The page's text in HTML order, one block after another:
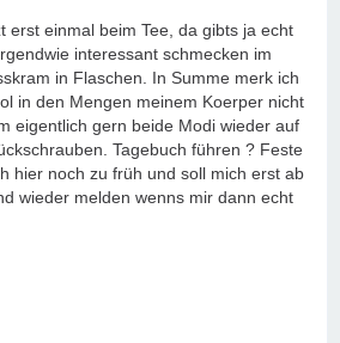
erst einmal beim Tee, da gibts ja echt
interessant schmecken im
in Flaschen. In Summe merk ich
in den Mengen meinem Koerper nicht
eigentlich gern beide Modi wieder auf
Tagebuch führen ? Feste
hier noch zu früh und soll mich erst ab
wieder melden wenns mir dann echt